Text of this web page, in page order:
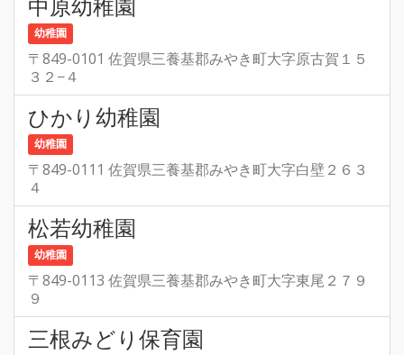
中原幼稚園
幼稚園
〒849-0101 佐賀県三養基郡みやき町大字原古賀１５
３２−４
ひかり幼稚園
幼稚園
〒849-0111 佐賀県三養基郡みやき町大字白壁２６３
４
松若幼稚園
幼稚園
〒849-0113 佐賀県三養基郡みやき町大字東尾２７９
９
三根みどり保育園